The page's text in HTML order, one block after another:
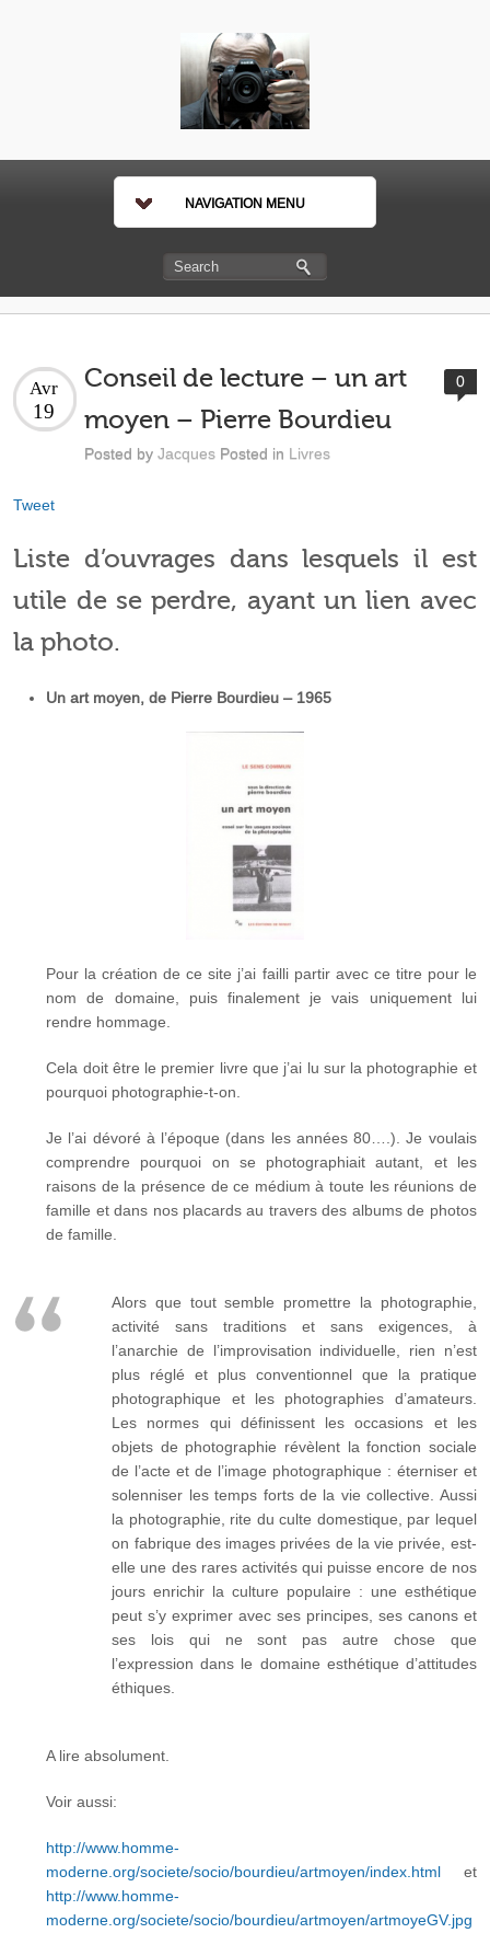
NAVIGATION MENU
Conseil de lecture – un art
moyen – Pierre Bourdieu
Avr
19
Posted by Jacques Posted in Livres
0
Tweet
Liste d’ouvrages dans lesquels il est
utile de se perdre, ayant un lien avec
la photo.
Un art moyen, de Pierre Bourdieu – 1965
Pour la création de ce site j’ai failli partir avec ce titre pour le
nom de domaine, puis finalement je vais uniquement lui
rendre hommage.
Cela doit être le premier livre que j’ai lu sur la photographie et
pourquoi photographie-t-on.
Je l’ai dévoré à l’époque (dans les années 80….). Je voulais
comprendre pourquoi on se photographiait autant, et les
raisons de la présence de ce médium à toute les réunions de
famille et dans nos placards au travers des albums de photos
de famille.
Alors que tout semble promettre la photographie,
activité sans traditions et sans exigences, à
l’anarchie de l’improvisation individuelle, rien n’est
plus réglé et plus conventionnel que la pratique
photographique et les photographies d’amateurs.
Les normes qui définissent les occasions et les
objets de photographie révèlent la fonction sociale
de l’acte et de l’image photographique : éterniser et
solenniser les temps forts de la vie collective. Aussi
la photographie, rite du culte domestique, par lequel
on fabrique des images privées de la vie privée, est-
elle une des rares activités qui puisse encore de nos
jours enrichir la culture populaire : une esthétique
peut s’y exprimer avec ses principes, ses canons et
ses lois qui ne sont pas autre chose que
l’expression dans le domaine esthétique d’attitudes
éthiques.
A lire absolument.
Voir aussi:
http://www.homme-
moderne.org/societe/socio/bourdieu/artmoyen/index.html et
http://www.homme-
moderne.org/societe/socio/bourdieu/artmoyen/artmoyeGV.jpg